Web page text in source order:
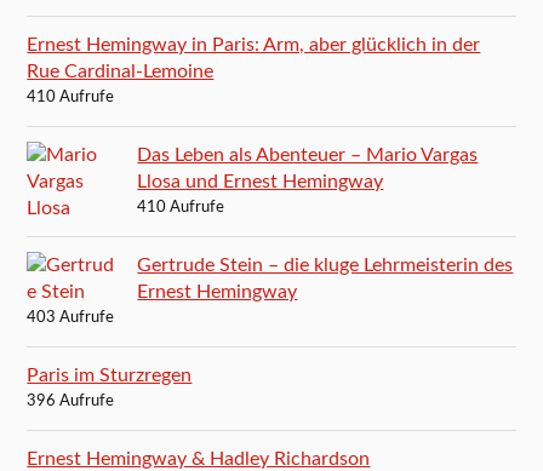
Ernest Hemingway in Paris: Arm, aber glücklich in der
Rue Cardinal-Lemoine
410 Aufrufe
Das Leben als Abenteuer – Mario Vargas
Llosa und Ernest Hemingway
410 Aufrufe
Gertrude Stein – die kluge Lehrmeisterin des
Ernest Hemingway
403 Aufrufe
Paris im Sturzregen
396 Aufrufe
Ernest Hemingway & Hadley Richardson